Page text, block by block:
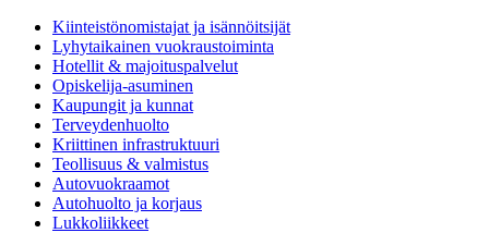
Kiinteistönomistajat ja isännöitsijät
Lyhytaikainen vuokraustoiminta
Hotellit & majoituspalvelut
Opiskelija-asuminen
Kaupungit ja kunnat
Terveydenhuolto
Kriittinen infrastruktuuri
Teollisuus & valmistus
Autovuokraamot
Autohuolto ja korjaus
Lukkoliikkeet